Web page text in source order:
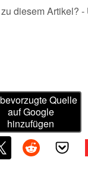
diesem Artikel?
Quelle
auf Google
hinzufügen